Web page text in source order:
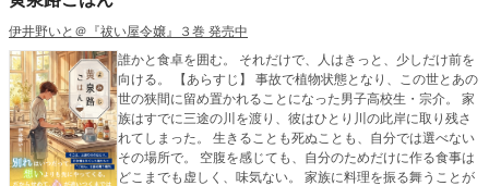
伊井野いと＠『祓い屋令嬢』３巻 発売中
誰かと食卓を囲む。 それだけで、人はきっと、少しだけ前を
向ける。 【あらすじ】 事故で植物状態となり、この世とあの
世の狭間に留め置かれることになった男子高校生・宗介。 家
族はすでに三途の川を渡り、彼はひとり川の此岸に取り残さ
れてしまった。 生きることも死ぬことも、自分では選べない
その場所で。 空腹を感じても、自分のためだけに作る食事は
どこまでも虚しく、味気ない。 家族に料理を振る舞うことが